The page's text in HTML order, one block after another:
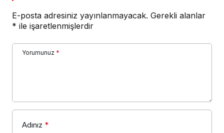
E-posta adresiniz yayınlanmayacak. Gerekli alanlar
* ile işaretlenmişlerdir
Yorumunuz *
Adınız *